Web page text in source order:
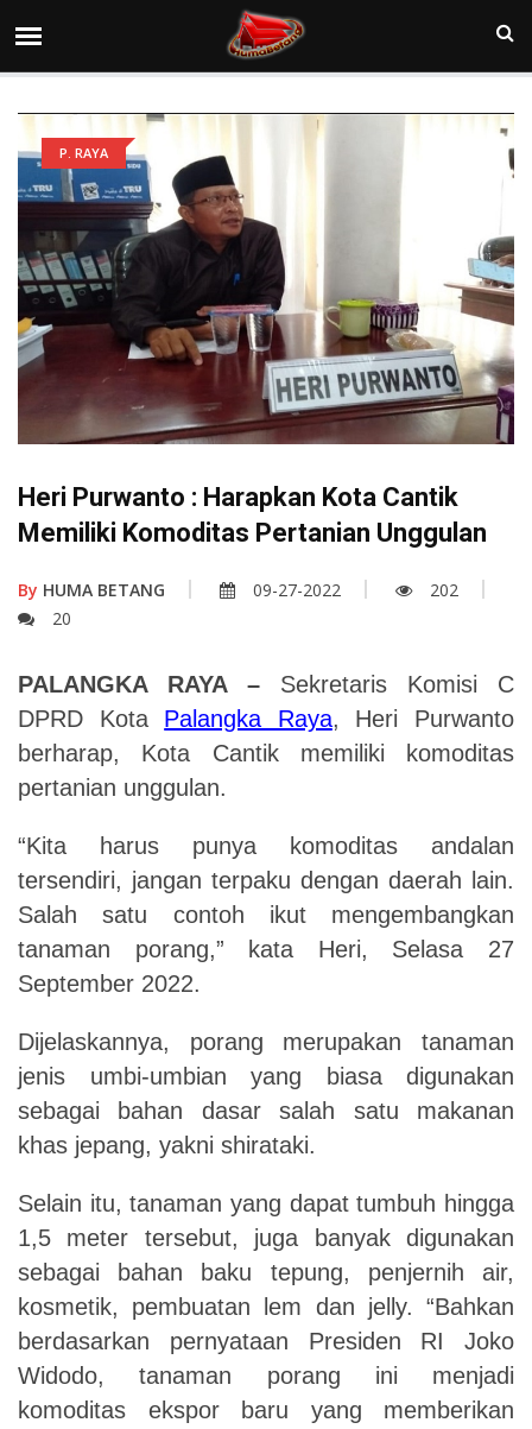
P. RAYA
Heri Purwanto : Harapkan Kota Cantik
Memiliki Komoditas Pertanian Unggulan
By HUMA BETANG 09-27-2022
202
20
PALANGKA RAYA – Sekretaris Komisi C
DPRD Kota Palangka Raya, Heri Purwanto
berharap, Kota Cantik memiliki komoditas
pertanian unggulan.
“Kita harus punya komoditas andalan
tersendiri, jangan terpaku dengan daerah lain.
Salah satu contoh ikut mengembangkan
tanaman porang,” kata Heri, Selasa 27
September 2022.
Dijelaskannya, porang merupakan tanaman
jenis umbi-umbian yang biasa digunakan
sebagai bahan dasar salah satu makanan
khas jepang, yakni shirataki.
Selain itu, tanaman yang dapat tumbuh hingga
1,5 meter tersebut, juga banyak digunakan
sebagai bahan baku tepung, penjernih air,
kosmetik, pembuatan lem dan jelly. “Bahkan
berdasarkan pernyataan Presiden RI Joko
Widodo, tanaman porang ini menjadi
komoditas ekspor baru yang memberikan